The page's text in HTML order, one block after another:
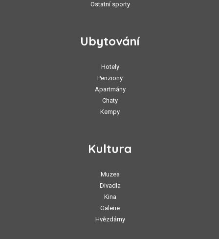
Ostatní sporty
Ubytování
Hotely
Penziony
Apartmány
Chaty
Kempy
Kultura
Muzea
Divadla
Kina
Galerie
Hvězdárny